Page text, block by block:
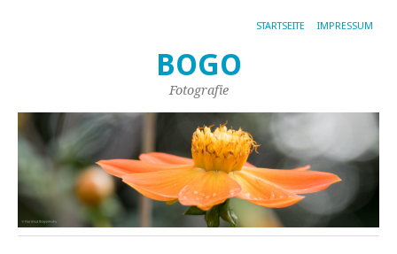
STARTSEITE IMPRESSUM
BOGO
Fotografie